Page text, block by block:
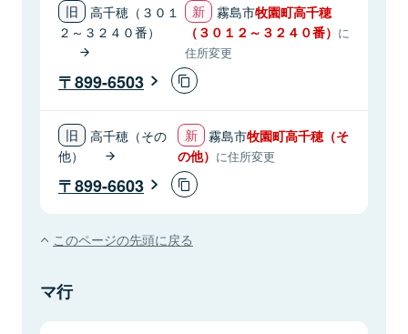
高千穂（３０１
２～３２４０番）
霧島市牧園町高千穂
（３０１２～３２４０番） に
住所変更
899-6503
高千穂（その
他）
霧島市牧園町高千穂（そ
の他） に住所変更
899-6603
このページの先頭に戻る
マ行